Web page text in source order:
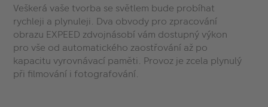
Veškerá vaše tvorba se světlem bude probíhat
rychleji a plynuleji. Dva obvody pro zpracování
obrazu EXPEED zdvojnásobí vám dostupný výkon
pro vše od automatického zaostřování až po
kapacitu vyrovnávací paměti. Provoz je zcela plynulý
při filmování i fotografování.